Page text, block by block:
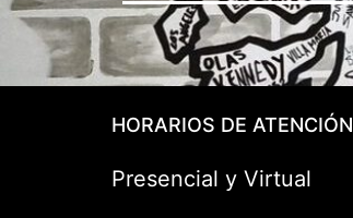
HORARIOS DE ATENCIÓN
Presencial y Virtual